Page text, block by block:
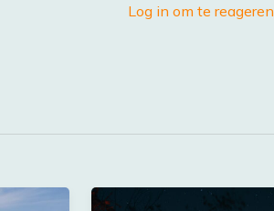
Log in om te reageren